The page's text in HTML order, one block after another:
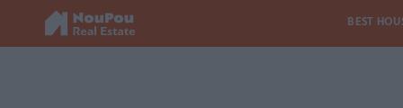
BEST